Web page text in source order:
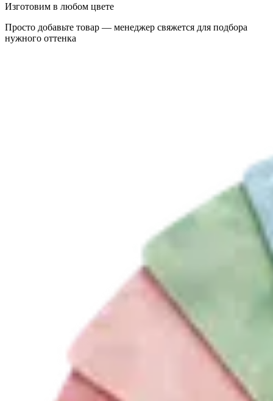
Изготовим в любом цвете
Просто добавьте товар — менеджер свяжется для подбора
нужного оттенка